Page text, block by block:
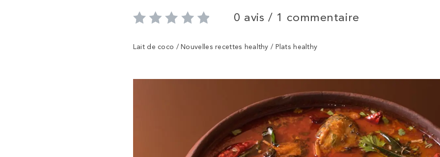
0 avis / 1 commentaire
Lait de coco / Nouvelles recettes healthy / Plats healthy